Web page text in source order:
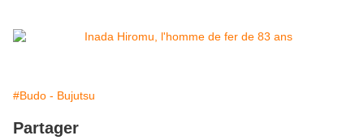
#Budo - Bujutsu
Partager